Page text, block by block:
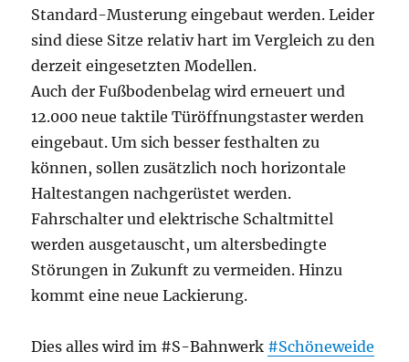
Standard-Musterung eingebaut werden. Leider
sind diese Sitze relativ hart im Vergleich zu den
derzeit eingesetzten Modellen.
Auch der Fußbodenbelag wird erneuert und
12.000 neue taktile Türöffnungstaster werden
eingebaut. Um sich besser festhalten zu
können, sollen zusätzlich noch horizontale
Haltestangen nachgerüstet werden.
Fahrschalter und elektrische Schaltmittel
werden ausgetauscht, um altersbedingte
Störungen in Zukunft zu vermeiden. Hinzu
kommt eine neue Lackierung.
Dies alles wird im #S-Bahnwerk #Schöneweide